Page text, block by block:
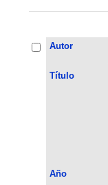
Autor
Título
Año